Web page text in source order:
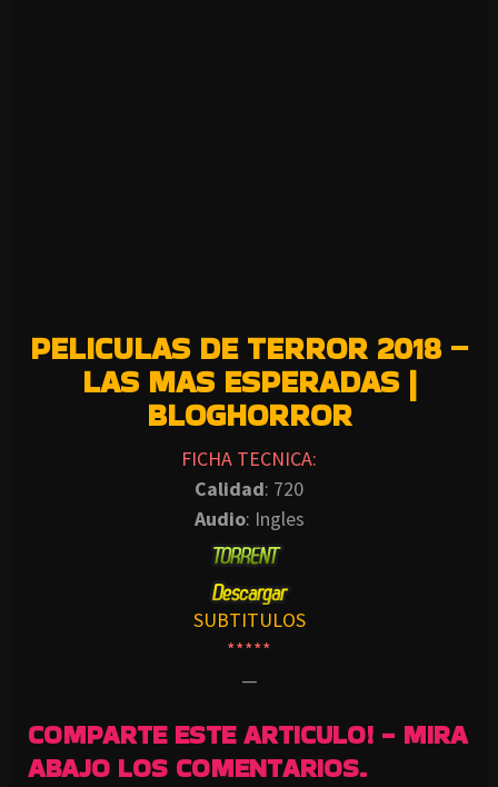
PELICULAS DE TERROR 2018 –
LAS MAS ESPERADAS |
BLOGHORROR
FICHA TECNICA:
Calidad: 720
Audio: Ingles
SUBTITULOS
*****
—
COMPARTE ESTE ARTICULO! - MIRA
ABAJO LOS COMENTARIOS.